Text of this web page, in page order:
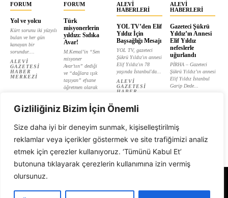
Gizliliğiniz Bizim İçin Önemli
Size daha iyi bir deneyim sunmak, kişiselleştirilmiş
reklamlar veya içerikler göstermek ve site trafiğimizi analiz
etmek için çerezler kullanıyoruz. ‘Tümünü Kabul Et’
butonuna tıklayarak çerezlerin kullanımına izin vermiş
olursunuz.
FORUM
Yol ve yolcu
Kürt sorunu iki yüzyılı
bulan ve her gün
kanayan bir
sorundur....
ALEVI
GAZETESI
HABER
MERKEZI
FORUM
Türk
misyonerlerin
yıldızı: Sıdıka
Avar!
M.Kemal’in “Sen
misyoner
Avar’sın” dediği
ve “dağlara ışık
taşıyan” efsane
öğretmen olarak
ALEVI
GAZETESI
ALEVI
HABERLERI
YOL TV’den Elif
Yıldız İçin
Başsağlığı Mesajı
YOL TV, gazeteci
Şükrü Yıldız'ın annesi
Elif Yıldız'ın 78
yaşında İstanbul'da...
ALEVI
GAZETESI
HABER
ALEVI
HABERLERI
Gazeteci Şükrü
Yıldız’ın Annesi
Elif Yıldız
nefeslerle
uğurlandı
PİRHA – Gazeteci
Şükrü Yıldız’ın annesi
Elif Yıldız İstanbul
Garip Dede...
Alevi Gazetesi